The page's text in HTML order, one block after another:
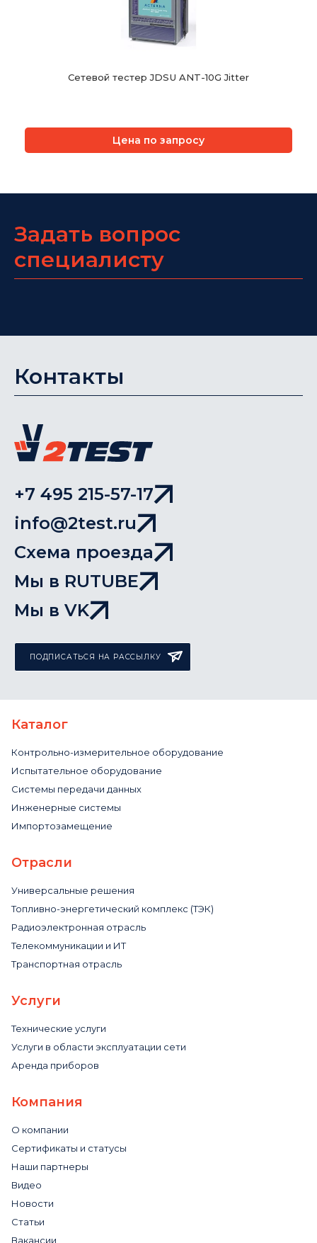
Сетевой тестер JDSU ANT-10G Jitter
Цена по запросу
Задать вопрос
специалисту
Контакты
+7 495 215-57-17
info@2test.ru
Схема проезда
Мы в RUTUBE
Мы в VK
ПОДПИСАТЬСЯ НА РАССЫЛКУ
Каталог
Контрольно-измерительное оборудование
Испытательное оборудование
Системы передачи данных
Инженерные системы
Импортозамещение
Отрасли
Универсальные решения
Топливно-энергетический комплекс (ТЭК)
Радиоэлектронная отрасль
Телекоммуникации и ИТ
Транспортная отрасль
Услуги
Технические услуги
Услуги в области эксплуатации сети
Аренда приборов
Компания
О компании
Сертификаты и статусы
Наши партнеры
Видео
Новости
Статьи
Вакансии